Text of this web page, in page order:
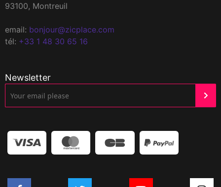
93100, Montreuil
email: bonjour@zicplace.com
tél: +33 1 48 30 65 16
Newsletter